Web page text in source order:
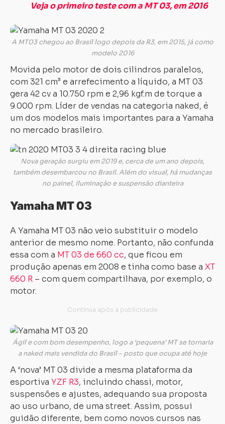
Veja o primeiro teste com a MT 03, em 2016
A MT03 chegou ao Brasil logo depois da R3, em 2015, já como
modelo 2016
Movida pelo motor de dois cilindros paralelos,
com 321 cm³ e arrefecimento a líquido, a MT 03
gera 42 cv a 10.750 rpm e 2,96 kgf.m de torque a
9.000 rpm. Líder de vendas na categoria naked, é
um dos modelos mais importantes para a Yamaha
no mercado brasileiro.
Nova geração surgiu em 2019 e, cerca de um ano depois,
também desembarcou no Brasil. Além do visual, há mudanças
no painel, iluminação e suspensão dianteira
Yamaha MT 03
A Yamaha MT 03 não veio substituir o modelo
anterior de mesmo nome. Portanto, não confunda
essa com a MT 03 de 660 cc, que ficou em
produção apenas em 2008 e tinha como base a XT
660 R – com quem compartilhava, por exemplo, o
motor.
Ágil e com bom desempenho, logo a ‘pequena’ MT se tornaria
a naked mais vendida do Brasil – posto que ocupa até hoje
A ‘nova’ MT 03 divide a mesma plataforma da
esportiva YZF R3, incluindo chassi, motor,
suspensões e ajustes, adequando sua proposta
ao uso urbano, de uma street. Assim, possui
guidão diferente, bem como novos cursos nas